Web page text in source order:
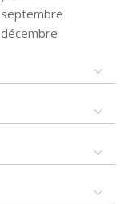
septembre
décembre